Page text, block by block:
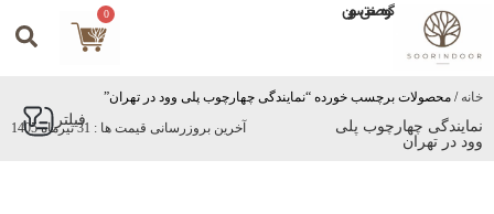
گروه صنعتی سورین 0
خانه / محصولات برچسب خورده “نمایندگی چهارچوب پلی وود در تهران”
فیلتر
نمایندگی چهارچوب پلی
وود در تهران
آخرین بروزرسانی قیمت ها : 31 تیرماه 1405